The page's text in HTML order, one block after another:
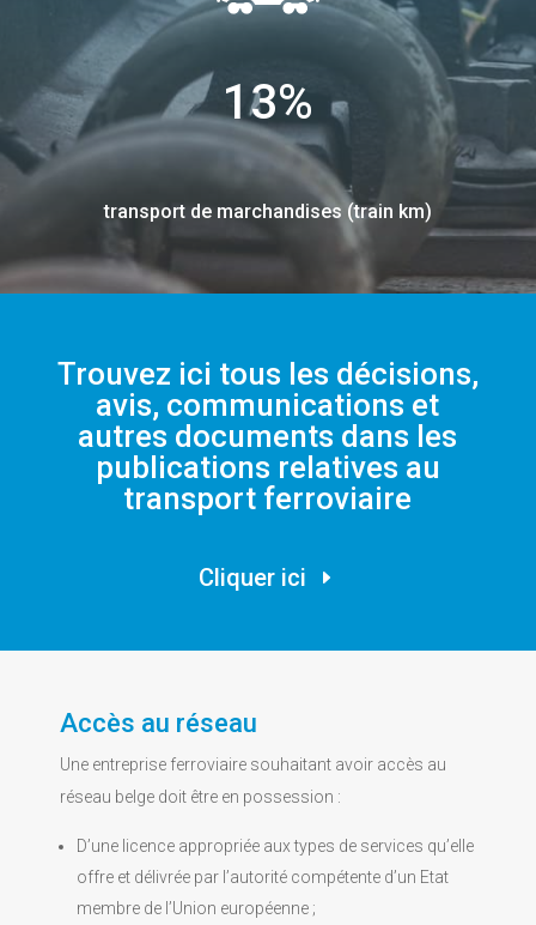
13%
transport de marchandises (train km)
Trouvez ici tous les décisions,
avis, communications et
autres documents dans les
publications relatives au
transport ferroviaire
Cliquer ici
Accès au réseau
Une entreprise ferroviaire souhaitant avoir accès au
réseau belge doit être en possession :
D’une licence appropriée aux types de services qu’elle
offre et délivrée par l’autorité compétente d’un Etat
membre de l’Union européenne ;